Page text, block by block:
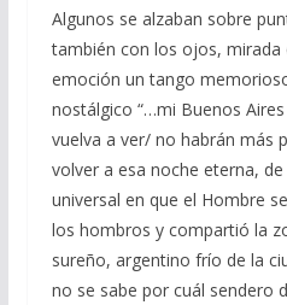
Algunos se alzaban sobre
también con los ojos, mirada
emoción un tango
nostálgico “…mi Buenos
vuelva a ver/ no habrán más
volver a esa noche eterna,
universal en que el Hombre
los hombros y compartió la
sureño, argentino frío de la
no se sabe por cuál sendero